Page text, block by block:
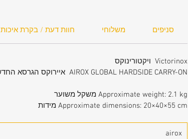
חוות דעת / בקרת איכות משלוחי סניפים
Victorinox ויקטורינוקס
AIROX GLOBAL HARDSIDE CARRY-ON איירוקס הגרסא החדשה
Approximate weight: 2.1 kg משקל משוער
Approximate dimensions: 20×40×55 cm מידות
airox